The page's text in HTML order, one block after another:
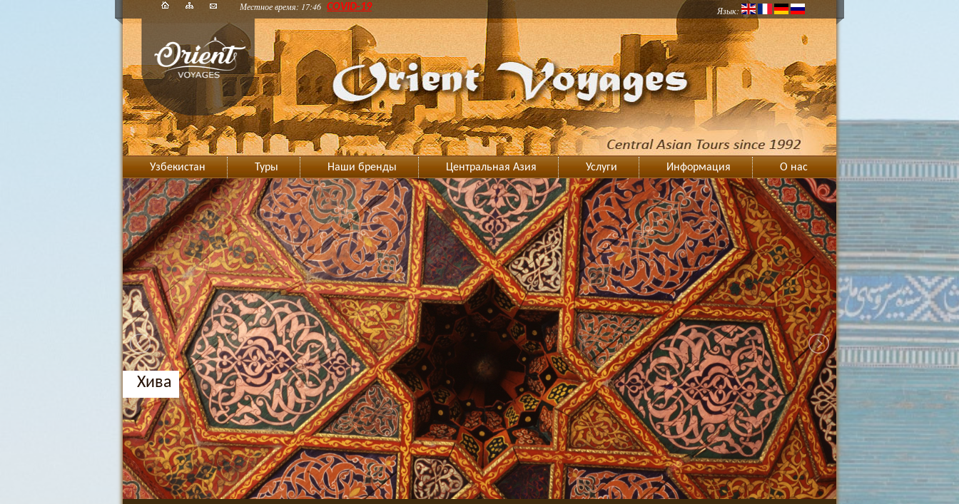
Местное время: 17:46 COVID-19 Язык:
Узбекистан Туры Наши бренды Центральная Азия Услуги Информация О нас
Хива Бухара,